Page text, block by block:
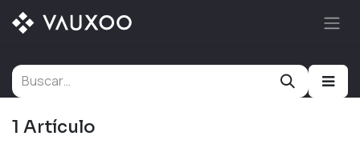
Ir al contenido
1 Artículo